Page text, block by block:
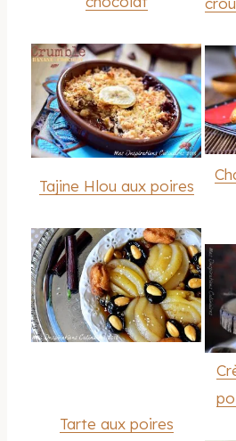
Tajine Hlou aux poires
Tarte aux poires